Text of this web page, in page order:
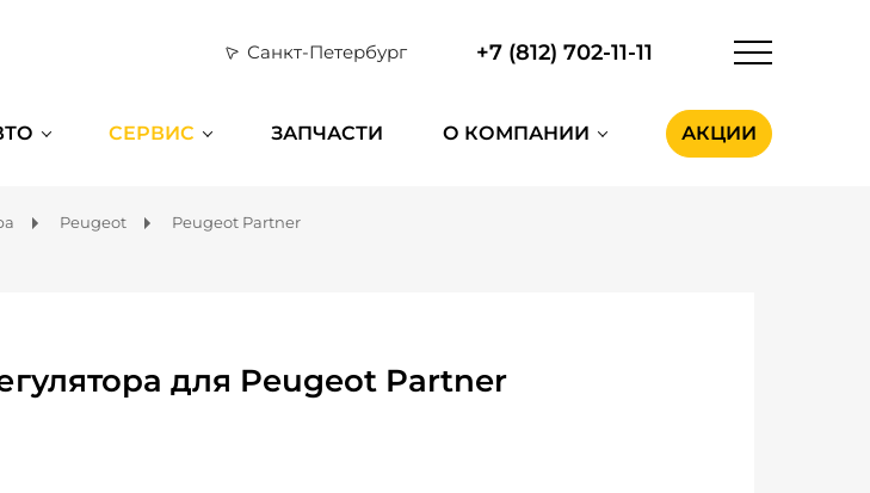
Санкт-Петербург +7 (812) 702-11-11
СЕРВИС ЗАПЧАСТИ О КОМПАНИИ АКЦИИ
Peugeot Peugeot Partner
для Peugeot Partner